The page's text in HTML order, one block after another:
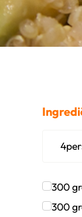
4
300
Klik
300